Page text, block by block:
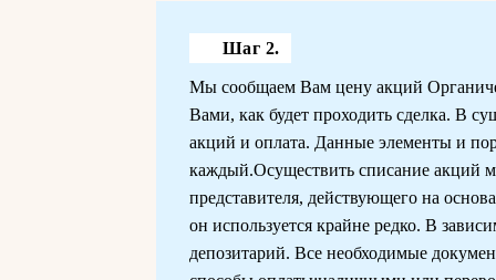
Шаг 2.
Мы сообщаем Вам цену акций
Вами, как будет проходить сделка. В
акций и оплата. Данные элементы и
каждый.Осуществить списание акций
представителя, действующего на
он используется крайне редко. В
депозитарий. Все необходимые